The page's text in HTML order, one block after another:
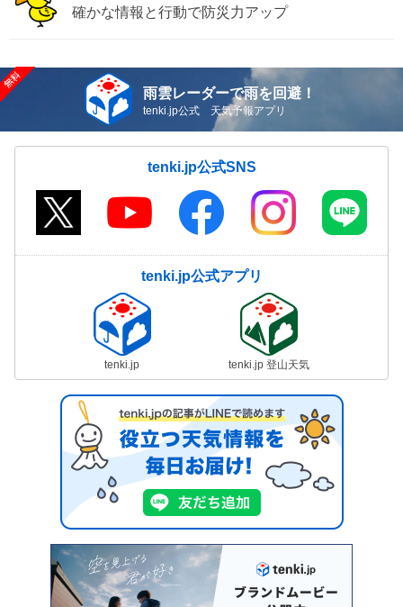
確かな情報と行動で防災力アップ
雨雲レーダーで雨を回避！
tenki.jp公式 天気予報アプリ
tenki.jp公式SNS
tenki.jp公式アプリ
tenki.jp tenki.jp 登山天気